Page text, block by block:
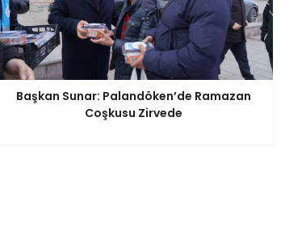
Başkan Sunar: Palandöken’de Ramazan
Coşkusu Zirvede